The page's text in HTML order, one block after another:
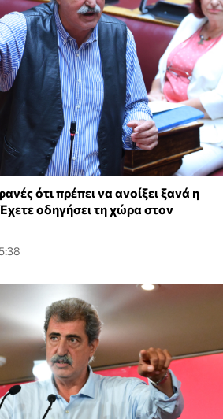
ότι πρέπει να ανοίξει ξανά η
οδηγήσει τη χώρα στον